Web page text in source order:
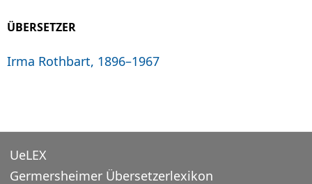
ÜBERSETZER
Irma Rothbart, 1896–1967
UeLEX
Germersheimer Übersetzerlexikon